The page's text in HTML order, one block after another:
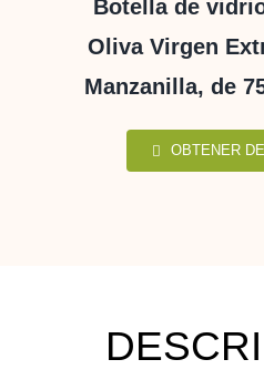
Botella de
Oliva Virgen
Manzanilla, de
OBTENER